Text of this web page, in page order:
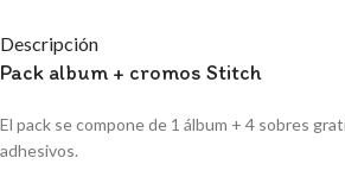
Descripción
Pack album + cromos Stitch
El pack se compone de 1 álbum + 4 sobres
adhesivos.